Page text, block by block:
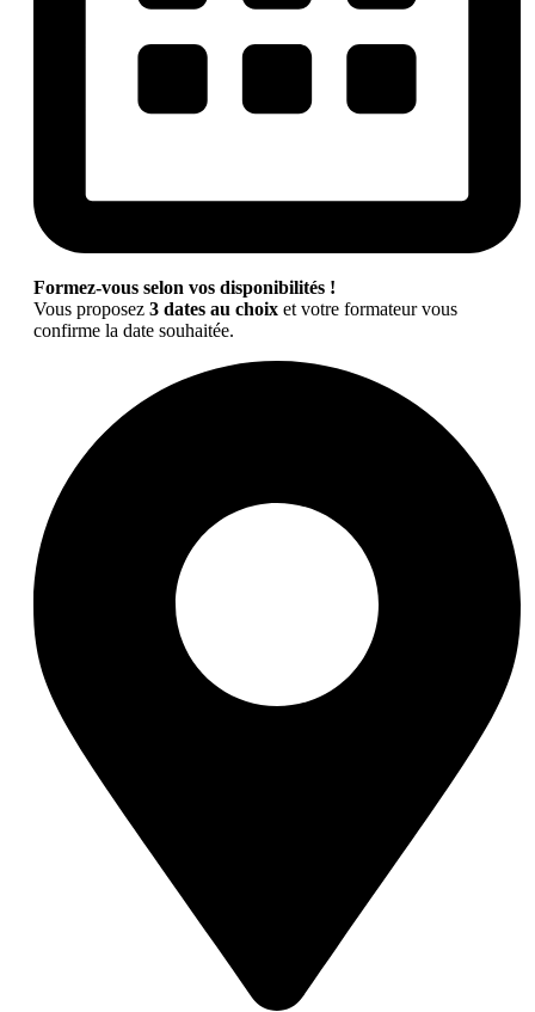
Formez-vous selon vos disponibilités !
Vous proposez 3 dates au choix et votre formateur vous
confirme la date souhaitée.